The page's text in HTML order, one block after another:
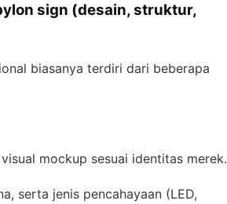
sign (desain, struktur,
biasanya terdiri dari beberapa
mockup sesuai identitas merek.
serta jenis pencahayaan (LED,